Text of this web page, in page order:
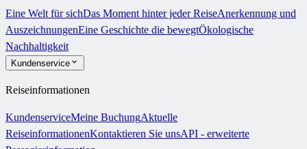
Eine Welt für sichDas Moment hinter jeder ReiseAnerkennung und
AuszeichnungenEine Geschichte die bewegtÖkologische
Nachhaltigkeit
Kundenservice
Reiseinformationen
KundenserviceMeine BuchungAktuelle
ReiseinformationenKontaktieren Sie unsAPI - erweiterte